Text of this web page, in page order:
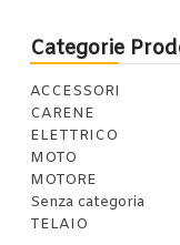
Categorie
ACCESSORI
CARENE
ELETTRICO
MOTO
MOTORE
Senza categoria
TELAIO